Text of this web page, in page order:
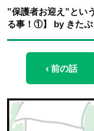
”保護者お迎え”とい
る事！①】 by きた
‹ 前の話